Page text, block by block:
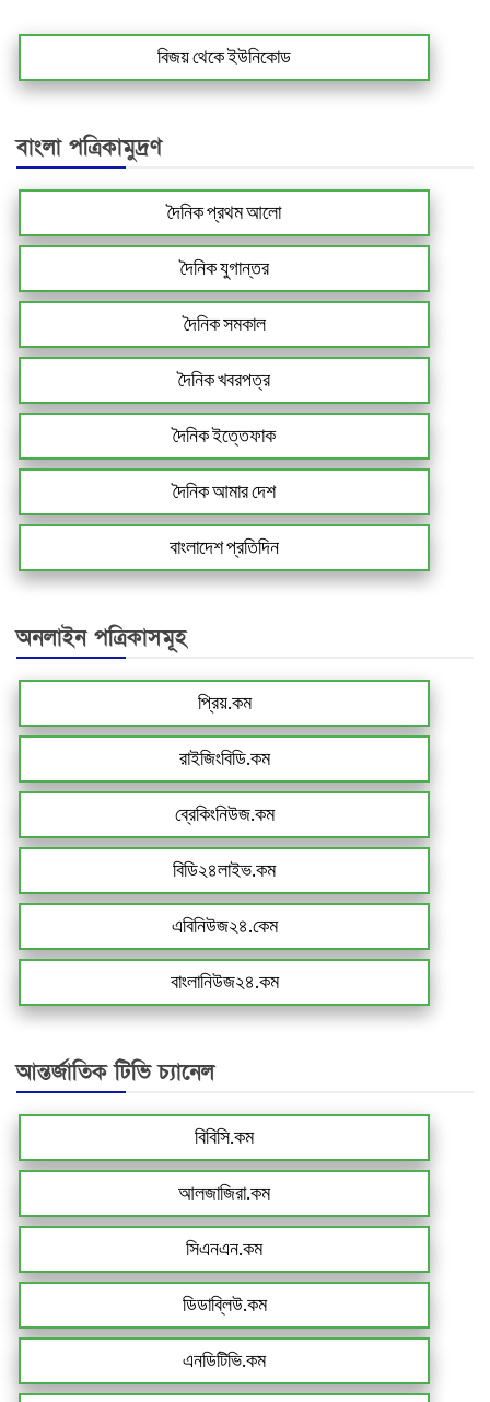
বিজয় থেকে ইউনিকোড
বাংলা পত্রিকামুদ্রণ
দৈনিক প্রথম আলো
দৈনিক যুগান্তর
দৈনিক সমকাল
দৈনিক খবরপত্র
দৈনিক ইত্তেফাক
দৈনিক আমার দেশ
বাংলাদেশ প্রতিদিন
অনলাইন পত্রিকাসমূহ
প্রিয়.কম
রাইজিংবিডি.কম
ব্রেকিংনিউজ.কম
বিডি২৪লাইভ.কম
এবিনিউজ২৪.কেম
বাংলানিউজ২৪.কম
আন্তর্জাতিক টিভি চ্যানেল
বিবিসি.কম
আলজাজিরা.কম
সিএনএন.কম
ডিডাব্লিউ.কম
এনডিটিভি.কম